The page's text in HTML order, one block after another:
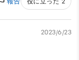
2023/6/23